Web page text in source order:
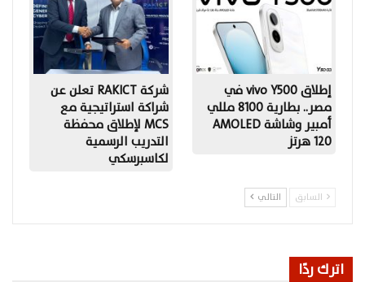
إطلاق vivo Y500 في
مصر.. بطارية 8100 مللي
أمبير وشاشة AMOLED
120 هرتز
شركة RAKICT تعلن عن
شراكة استراتيجية مع
MCS لإطلاق محفظة
التدريب الرسمية
لكاسبرسكي
السابق التالي
اترك ردًا